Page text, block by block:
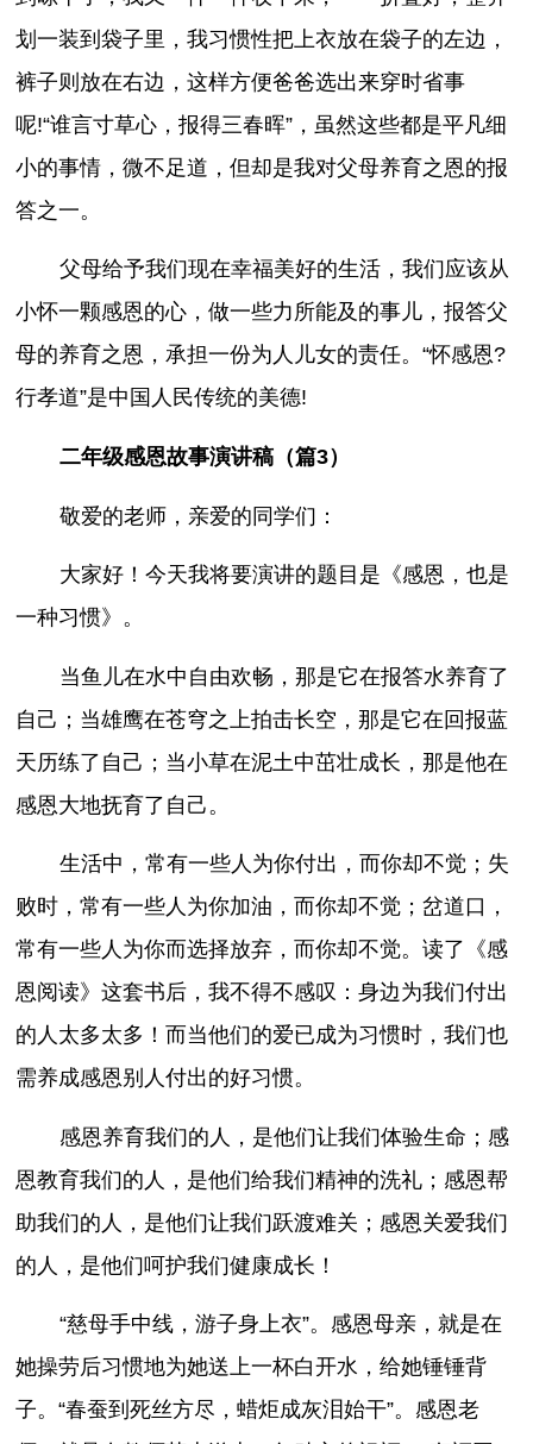
划一装到袋子里，我习惯性把上衣放在袋子的左边，
裤子则放在右边，这样方便爸爸选出来穿时省事
呢!“谁言寸草心，报得三春晖”，虽然这些都是平凡细
小的事情，微不足道，但却是我对父母养育之恩的报
答之一。
父母给予我们现在幸福美好的生活，我们应该从
小怀一颗感恩的心，做一些力所能及的事儿，报答父
母的养育之恩，承担一份为人儿女的责任。“怀感恩?
行孝道”是中国人民传统的美德!
二年级感恩故事演讲稿（篇3）
敬爱的老师，亲爱的同学们：
大家好！今天我将要演讲的题目是《感恩，也是
一种习惯》。
当鱼儿在水中自由欢畅，那是它在报答水养育了
自己；当雄鹰在苍穹之上拍击长空，那是它在回报蓝
天历练了自己；当小草在泥土中茁壮成长，那是他在
感恩大地抚育了自己。
生活中，常有一些人为你付出，而你却不觉；失
败时，常有一些人为你加油，而你却不觉；岔道口，
常有一些人为你而选择放弃，而你却不觉。读了《感
恩阅读》这套书后，我不得不感叹：身边为我们付出
的人太多太多！而当他们的爱已成为习惯时，我们也
需养成感恩别人付出的好习惯。
感恩养育我们的人，是他们让我们体验生命；感
恩教育我们的人，是他们给我们精神的洗礼；感恩帮
助我们的人，是他们让我们跃渡难关；感恩关爱我们
的人，是他们呵护我们健康成长！
“慈母手中线，游子身上衣”。感恩母亲，就是在
她操劳后习惯地为她送上一杯白开水，给她锤锤背
子。“春蚕到死丝方尽，蜡炬成灰泪始干”。感恩老